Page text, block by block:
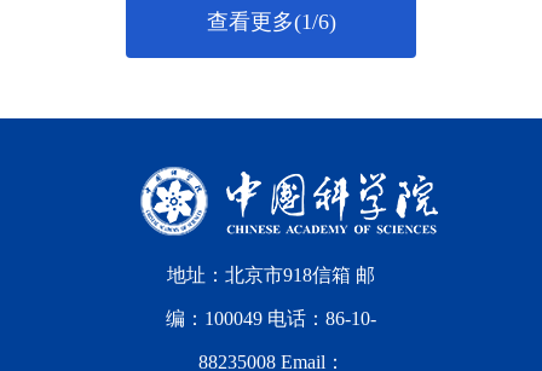
查看更多(1/6)
地址：北京市918信箱 邮
编：100049 电话：86-10-
88235008 Email：